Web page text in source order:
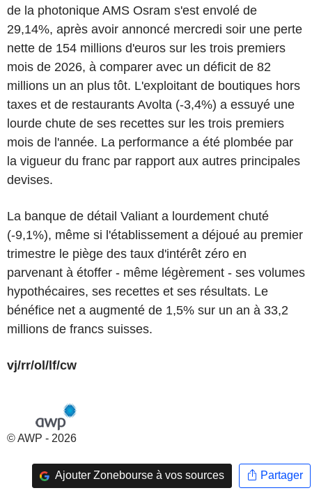
de la photonique AMS Osram s'est envolé de
29,14%, après avoir annoncé mercredi soir une perte
nette de 154 millions d'euros sur les trois premiers
mois de 2026, à comparer avec un déficit de 82
millions un an plus tôt. L'exploitant de boutiques hors
taxes et de restaurants Avolta (-3,4%) a essuyé une
lourde chute de ses recettes sur les trois premiers
mois de l'année. La performance a été plombée par
la vigueur du franc par rapport aux autres principales
devises.
La banque de détail Valiant a lourdement chuté
(-9,1%), même si l'établissement a déjoué au premier
trimestre le piège des taux d'intérêt zéro en
parvenant à étoffer - même légèrement - ses volumes
hypothécaires, ses recettes et ses résultats. Le
bénéfice net a augmenté de 1,5% sur un an à 33,2
millions de francs suisses.
vj/rr/ol/lf/cw
© AWP - 2026
Ajouter Zonebourse à vos sources Partager